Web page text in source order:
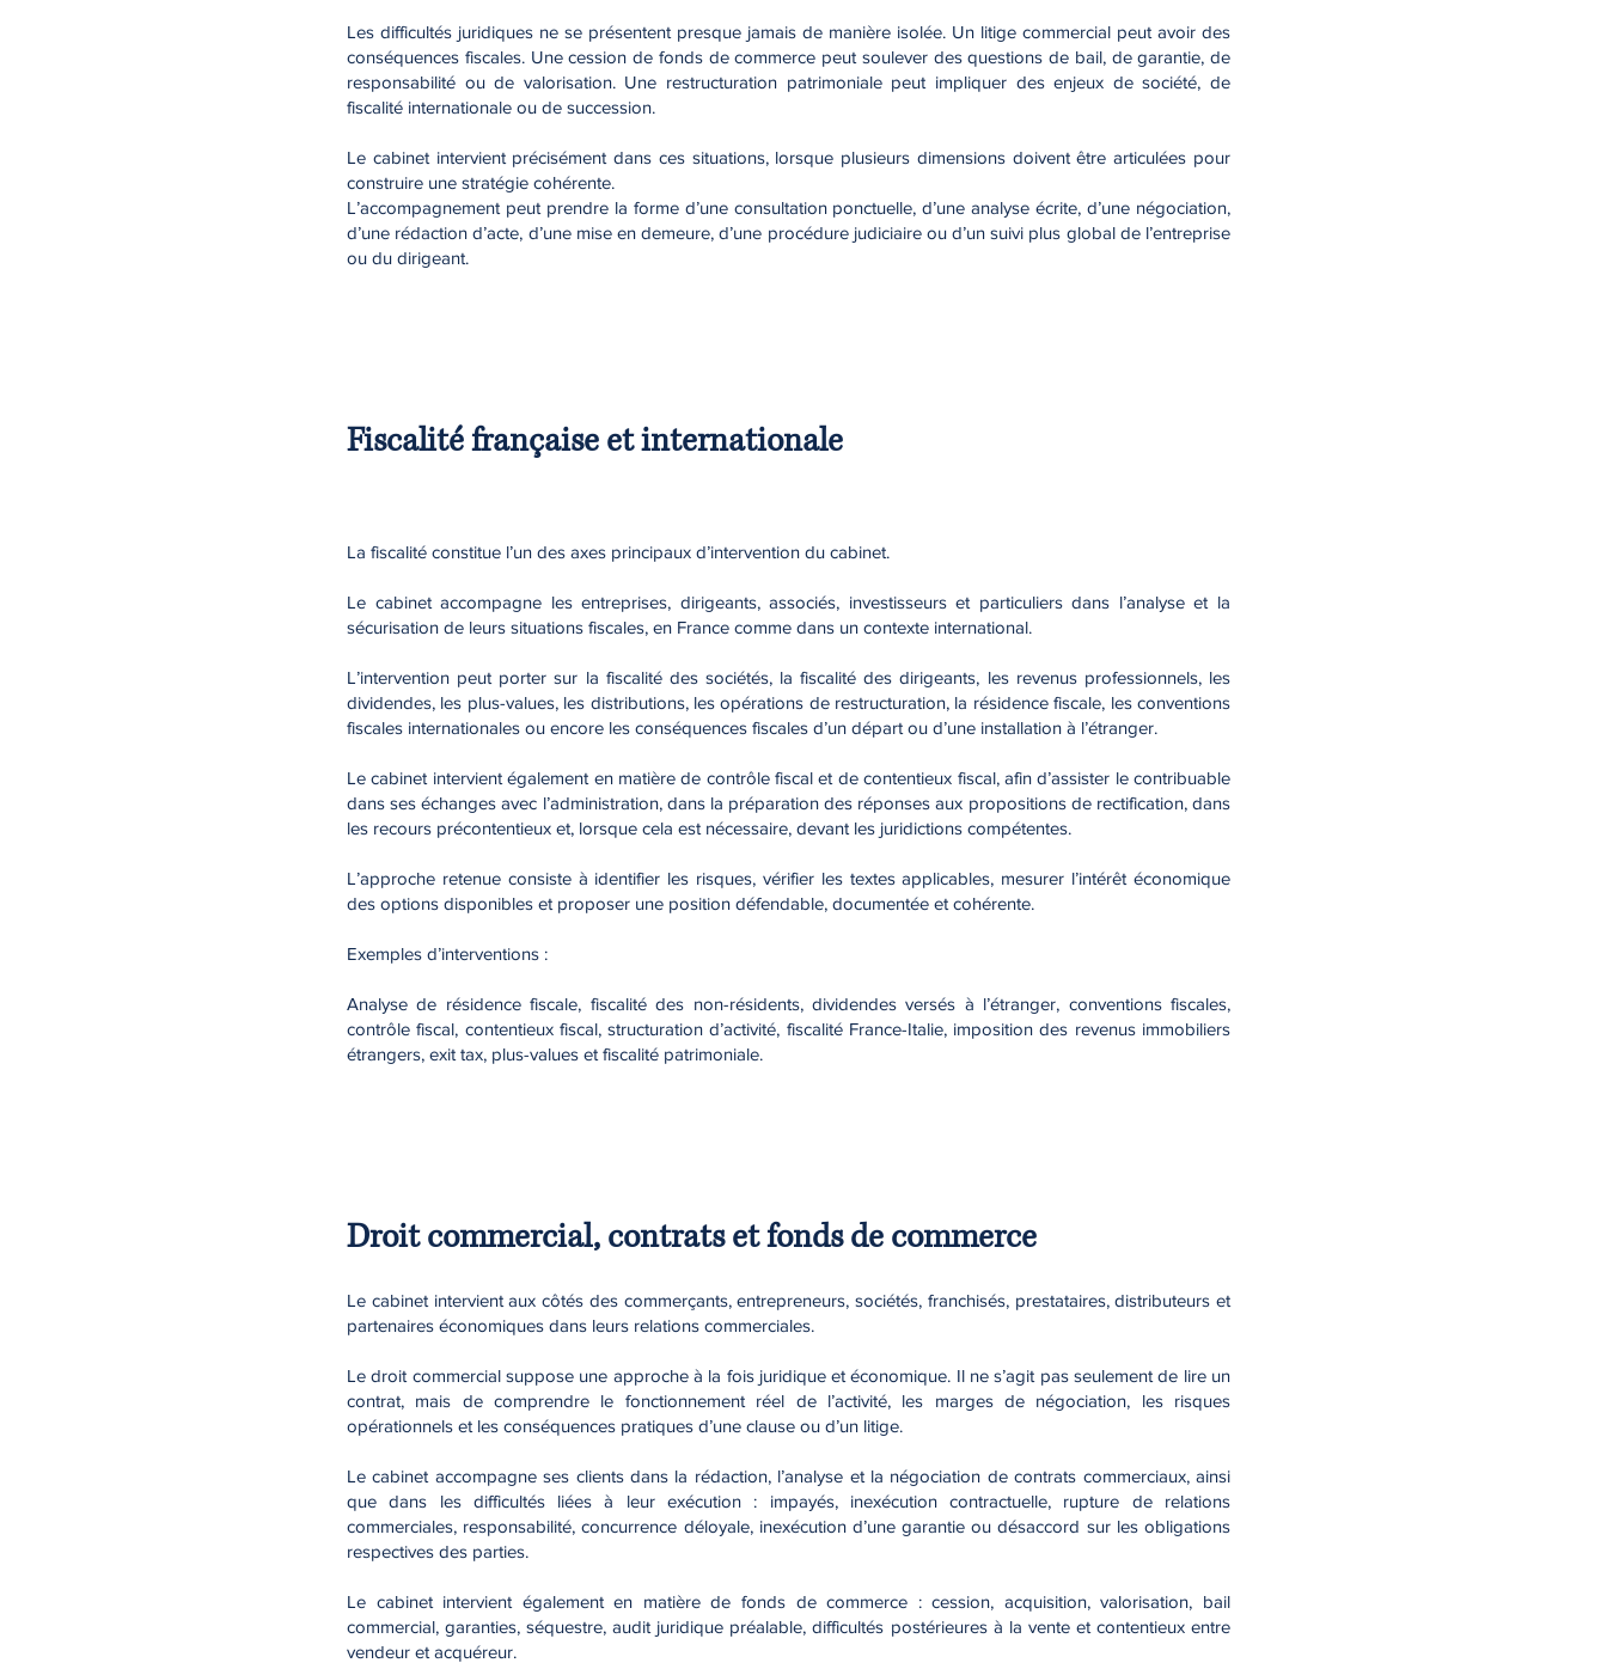
Les difficultés juridiques ne se présentent presque jamais de manière isolée. Un litige commercial peut avoir des
conséquences fiscales. Une cession de fonds de commerce peut soulever des questions de bail, de garantie, de
responsabilité ou de valorisation. Une restructuration patrimoniale peut impliquer des enjeux de société, de
fiscalité internationale ou de succession.
Le cabinet intervient précisément dans ces situations, lorsque plusieurs dimensions doivent être articulées pour
construire une stratégie cohérente.
L’accompagnement peut prendre la forme d’une consultation ponctuelle, d’une analyse écrite, d’une négociation,
d’une rédaction d’acte, d’une mise en demeure, d’une procédure judiciaire ou d’un suivi plus global de l’entreprise
ou du dirigeant.
Fiscalité française et internationale
La fiscalité constitue l’un des axes principaux d’intervention du cabinet.
Le cabinet accompagne les entreprises, dirigeants, associés, investisseurs et particuliers dans l’analyse et la
sécurisation de leurs situations fiscales, en France comme dans un contexte international.
L’intervention peut porter sur la fiscalité des sociétés, la fiscalité des dirigeants, les revenus professionnels, les
dividendes, les plus-values, les distributions, les opérations de restructuration, la résidence fiscale, les conventions
fiscales internationales ou encore les conséquences fiscales d’un départ ou d’une installation à l’étranger.
Le cabinet intervient également en matière de contrôle fiscal et de contentieux fiscal, afin d’assister le contribuable
dans ses échanges avec l’administration, dans la préparation des réponses aux propositions de rectification, dans
les recours précontentieux et, lorsque cela est nécessaire, devant les juridictions compétentes.
L’approche retenue consiste à identifier les risques, vérifier les textes applicables, mesurer l’intérêt économique
des options disponibles et proposer une position défendable, documentée et cohérente.
Exemples d’interventions :
Analyse de résidence fiscale, fiscalité des non-résidents, dividendes versés à l’étranger, conventions fiscales,
contrôle fiscal, contentieux fiscal, structuration d’activité, fiscalité France-Italie, imposition des revenus immobiliers
étrangers, exit tax, plus-values et fiscalité patrimoniale.
Droit commercial, contrats et fonds de commerce
Le cabinet intervient aux côtés des commerçants, entrepreneurs, sociétés, franchisés, prestataires, distributeurs et
partenaires économiques dans leurs relations commerciales.
Le droit commercial suppose une approche à la fois juridique et économique. Il ne s’agit pas seulement de lire un
contrat, mais de comprendre le fonctionnement réel de l’activité, les marges de négociation, les risques
opérationnels et les conséquences pratiques d’une clause ou d’un litige.
Le cabinet accompagne ses clients dans la rédaction, l’analyse et la négociation de contrats commerciaux, ainsi
que dans les difficultés liées à leur exécution : impayés, inexécution contractuelle, rupture de relations
commerciales, responsabilité, concurrence déloyale, inexécution d’une garantie ou désaccord sur les obligations
respectives des parties.
Le cabinet intervient également en matière de fonds de commerce : cession, acquisition, valorisation, bail
commercial, garanties, séquestre, audit juridique préalable, difficultés postérieures à la vente et contentieux entre
vendeur et acquéreur.